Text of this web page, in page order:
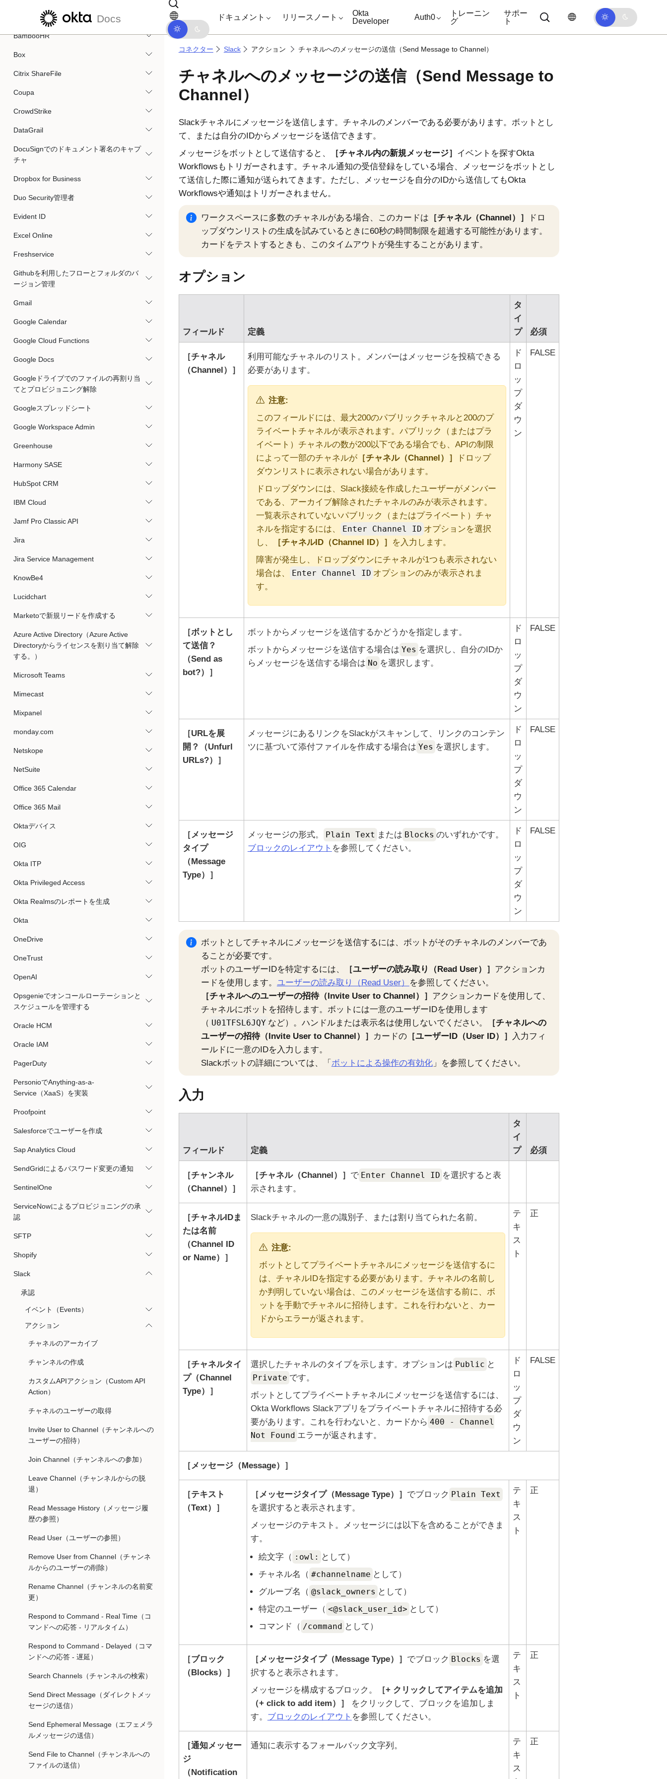
メインコンテンツにスキップ ドキュメントナビゲーションにスキップ
Docs ドキュメント リリースノート
Okta
Developer
Auth0
トレーニン
グ
サポー
ト
BambooHR
Box
Citrix ShareFile
Coupa
CrowdStrike
DataGrail
DocuSignでのドキュメント署名のキャプ
チャ
Dropbox for Business
Duo Security管理者
Evident ID
Excel Online
Freshservice
Githubを利用したフローとフォルダのバ
ージョン管理
Gmail
Google Calendar
Google Cloud Functions
Google Docs
Googleドライブでのファイルの再割り当
てとプロビジョニング解除
Googleスプレッドシート
Google Workspace Admin
Greenhouse
Harmony SASE
HubSpot CRM
IBM Cloud
Jamf Pro Classic API
Jira
Jira Service Management
KnowBe4
Lucidchart
Marketoで新規リードを作成する
Azure Active Directory（Azure Active
Directoryからライセンスを割り当て解除
する。）
Microsoft Teams
Mimecast
Mixpanel
monday.com
Netskope
NetSuite
Office 365 Calendar
Office 365 Mail
Oktaデバイス
OIG
Okta ITP
Okta Privileged Access
Okta Realmsのレポートを生成
Okta
OneDrive
OneTrust
OpenAI
Opsgenieでオンコールローテーションと
スケジュールを管理する
Oracle HCM
Oracle IAM
PagerDuty
PersonioでAnything-as-a-
Service（XaaS）を実装
Proofpoint
Salesforceでユーザーを作成
Sap Analytics Cloud
SendGridによるパスワード変更の通知
SentinelOne
ServiceNowによるプロビジョニングの承
認
SFTP
Shopify
Slack
承認
イベント（Events）
アクション
チャネルのアーカイブ
チャンネルの作成
カスタムAPIアクション（Custom API
Action）
チャネルのユーザーの取得
Invite User to Channel（チャンネルへの
ユーザーの招待）
Join Channel（チャンネルへの参加）
Leave Channel（チャンネルからの脱
退）
Read Message History（メッセージ履
歴の参照）
Read User（ユーザーの参照）
Remove User from Channel（チャンネ
ルからのユーザーの削除）
Rename Channel（チャンネルの名前変
更）
Respond to Command - Real Time（コ
マンドへの応答 - リアルタイム）
Respond to Command - Delayed（コマ
ンドへの応答 - 遅延）
Search Channels（チャンネルの検索）
Send Direct Message（ダイレクトメッ
セージの送信）
Send Ephemeral Message（エフェメラ
ルメッセージの送信）
Send File to Channel（チャンネルへの
ファイルの送信）
コネクター Slack アクション チャネルへのメッセージの送信（Send Message to Channel）
チャネルへのメッセージの送信（Send Message to
Channel）
Slackチャネルにメッセージを送信します。チャネルのメンバーである必要があります。ボットとし
て、または自分のIDからメッセージを送信できます。
メッセージをボットとして送信すると、
チャネル内の新規メッセージ イベントを探すOkta
Workflows もトリガーされます。チャネル通知の受信登録をしている場合、メッセージをボットとし
て送信した際に通知が送られてきます。ただし、メッセージを自分のIDから送信してもOkta
Workflowsや通知はトリガーされません。
ワークスペースに多数のチャネルがある場合、このカードは チャネル（Channel）
ドロ
ップダウンリストの生成を試みているときに60秒の時間制限を超過する可能性があります。
カードをテストするときも、このタイムアウトが発生することがあります。
オプション
フィールド 定義
タ
イ
プ
必須
チャネル
（Channel）
利用可能なチャネルのリスト。メンバーはメッセージを投稿できる
必要があります。
注意:
このフィールドには、最大200のパブリックチャネルと200のプ
ライベートチャネルが表示されます。パブリック（またはプラ
イベート）チャネルの数が200以下である場合でも、APIの制限
によって一部のチャネルが
チャネル（Channel）
ドロップ
ダウンリストに表示されない場合があります。
ドロップダウンには、 Slack接続を作成したユーザーがメンバー
である、アーカイブ解除されたチャネルのみが表示されます。
一覧表示されていないパブリック（またはプライベート）チャ
ネルを指定するには、
Enter Channel ID オプションを選択
し、
チャネルID（Channel ID）
を入力します。
障害が発生し、ドロップダウンにチャネルが1つも表示されない
場合は、
Enter Channel ID オプションのみが表示されま
す。
ド
ロ
ッ
プ
ダ
ウ
ン
FALSE
ボットとし
て送信？
（Send as
bot?）
ボットからメッセージを送信するかどうかを指定します。
ボットからメッセージを送信する場合は Yes を選択し、自分のIDか
らメッセージを送信する場合は No を選択します。
ド
ロ
ッ
プ
ダ
ウ
ン
FALSE
URLを展
開？（Unfurl
URLs?）
メッセージにあるリンクをSlackがスキャンして、リンクのコンテン
ツに基づいて添付ファイルを作成する場合は Yes を選択します。
ド
ロ
ッ
プ
ダ
ウ
ン
FALSE
メッセージ
タイプ
（Message
Type）
メッセージの形式。 Plain Text または Blocks のいずれかです。
ブロックのレイアウト を参照してください。
ド
ロ
ッ
プ
ダ
ウ
ン
FALSE
ボットとしてチャネルにメッセージを送信するには、ボットがそのチャネルのメンバーであ
ることが必要です。
ボットのユーザーIDを特定するには、
ユーザーの読み取り（Read User）
アクションカ
ードを使用します。 ユーザーの読み取り（Read User）
を参照してください。
チャネルへのユーザーの招待（Invite User to Channel）
アクションカードを使用して、
チャネルにボットを招待します。ボットには一意のユーザーIDを使用します
（ U01TFSL6JQY など）。ハンドルまたは表示名は使用しないでください。
チャネルへの
ユーザーの招待（Invite User to Channel）
カードの ユーザーID（User ID）
入力フィ
ールドに一意のIDを入力します。
Slackボットの詳細については、「 ボットによる操作の有効化」を参照してください。
入力
フィールド 定義
タ
イ
プ
必須
チャンネル
（Channel）
チャネル（Channel） で Enter Channel ID を選択すると表
示されます。
チャネルIDま
たは名前
（Channel ID
or Name）
Slackチャネルの一意の識別子、または割り当てられた名前。
注意:
ボットとしてプライベートチャネルにメッセージを送信するに
は、チャネルIDを指定する必要があります。チャネルの名前し
か判明していない場合は、このメッセージを送信する前に、ボ
ットを手動でチャネルに招待します。これを行わないと、カー
ドからエラーが返されます。
テ
キ
ス
ト
正
チャネルタイ
プ（Channel
Type）
選択したチャネルのタイプを示します。オプションは Public と
Private です。
ボットとしてプライベートチャネルにメッセージを送信するには、
Okta Workflows Slackアプリをプライベートチャネルに招待する必
要があります。これを行わないと、カードから 400 - Channel
Not Found エラーが返されます。
ド
ロ
ッ
プ
ダ
ウ
ン
FALSE
メッセージ（Message）
テキスト
（Text）
メッセージタイプ（Message Type） でブロック Plain Text
を選択すると表示されます。
メッセージのテキスト。メッセージには以下を含めることができま
す。
絵文字（ :owl: として）
チャネル名（ #channelname として）
グループ名（ @slack_owners として）
特定のユーザー（ <@slack_user_id> として）
コマンド（ /command として）
テ
キ
ス
ト
正
ブロック
（Blocks）
メッセージタイプ（Message Type） でブロック Blocks を選
択すると表示されます。
メッセージを構成するブロック。
+ クリックしてアイテムを追加
（+ click to add item）
をクリックして、ブロックを追加しま
す。 ブロックのレイアウト を参照してください。
テ
キ
ス
ト
正
通知メッセー
ジ
（Notification
通知に表示するフォールバック文字列。
テ
キ
ス
正